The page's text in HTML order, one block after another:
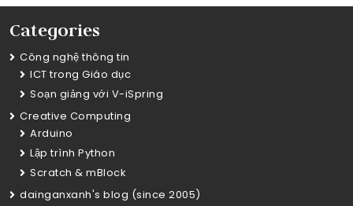
Categories
Công nghệ thông tin
ICT trong Giáo dục
Soạn giảng với V-iSpring
Creative Computing
Arduino
Lập trình Python
Scratch & mBlock
dainganxanh's blog (since 2005)